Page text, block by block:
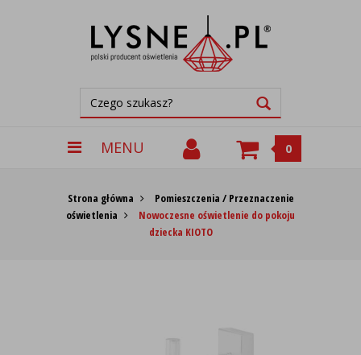
MENU 0
Strona główna
Pomieszczenia / Przeznaczenie
oświetlenia
Nowoczesne oświetlenie do pokoju
dziecka KIOTO